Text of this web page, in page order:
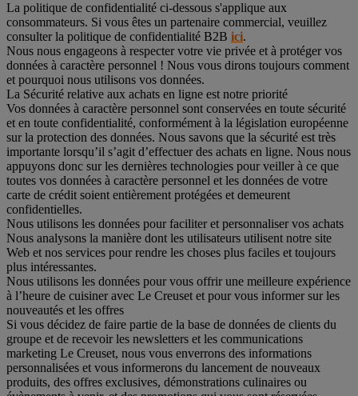
La politique de confidentialité ci-dessous s'applique aux
consommateurs. Si vous êtes un partenaire commercial, veuillez
consulter la politique de confidentialité B2B ici.
Nous nous engageons à respecter votre vie privée et à protéger vos
données à caractère personnel ! Nous vous dirons toujours comment
et pourquoi nous utilisons vos données.
La Sécurité relative aux achats en ligne est notre priorité
Vos données à caractère personnel sont conservées en toute sécurité
et en toute confidentialité, conformément à la législation européenne
sur la protection des données. Nous savons que la sécurité est très
importante lorsqu’il s’agit d’effectuer des achats en ligne. Nous nous
appuyons donc sur les dernières technologies pour veiller à ce que
toutes vos données à caractère personnel et les données de votre
carte de crédit soient entièrement protégées et demeurent
confidentielles.
Nous utilisons les données pour faciliter et personnaliser vos achats
Nous analysons la manière dont les utilisateurs utilisent notre site
Web et nos services pour rendre les choses plus faciles et toujours
plus intéressantes.
Nous utilisons les données pour vous offrir une meilleure expérience
à l’heure de cuisiner avec Le Creuset et pour vous informer sur les
nouveautés et les offres
Si vous décidez de faire partie de la base de données de clients du
groupe et de recevoir les newsletters et les communications
marketing Le Creuset, nous vous enverrons des informations
personnalisées et vous informerons du lancement de nouveaux
produits, des offres exclusives, démonstrations culinaires ou